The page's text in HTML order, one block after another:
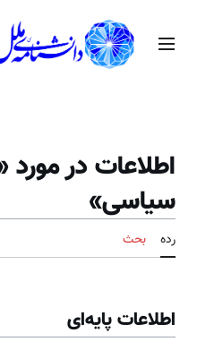
محتوامنوی اصلی
اطلاعات در مورد
سیاسی»
رده بحث
اطلاعات پایه‌ای